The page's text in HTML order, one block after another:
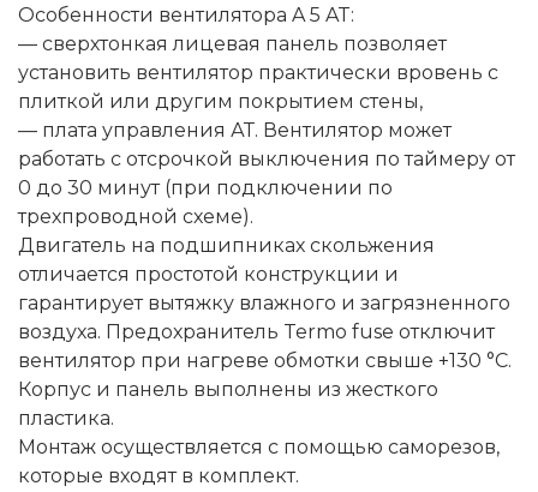
Особенности вентилятора A 5 AT:
— сверхтонкая лицевая панель позволяет
установить вентилятор практически вровень с
плиткой или другим покрытием стены,
— плата управления АТ. Вентилятор может
работать с отсрочкой выключения по таймеру от
0 до 30 минут (при подключении по
трехпроводной схеме).
Двигатель на подшипниках скольжения
отличается простотой конструкции и
гарантирует вытяжку влажного и загрязненного
воздуха. Предохранитель Termo fuse отключит
вентилятор при нагреве обмотки свыше +130 °C.
Корпус и панель выполнены из жесткого
пластика.
Монтаж осуществляется с помощью саморезов,
которые входят в комплект.